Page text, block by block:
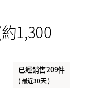
1,300
已經銷售209件
( 最近30天 )